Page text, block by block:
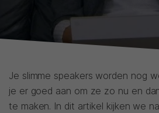
Je slimme speakers worden nog
je er goed aan om ze zo nu en
te maken. In dit artikel kijken we